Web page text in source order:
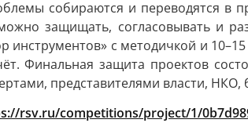
собираются и переводятся в
защищать, согласовывать и
инструментов» с методичкой и
Финальная защита проектов
представителями власти,
rsv.ru/competitions/project/1/